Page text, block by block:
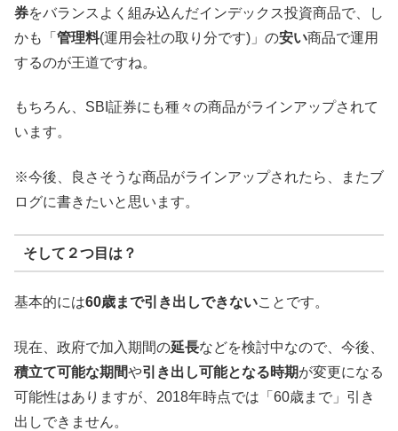
券をバランスよく組み込んだインデックス投資商品で、し
かも「 管理料(運用会社の取り分です)」の安い商品で運用
するのが王道ですね。
もちろん、SBI証券にも種々の商品がラインアップされて
います。
※今後、良さそうな商品がラインアップされたら、またブ
ログに書きたいと思います。
そして２つ目は？
基本的には60歳まで引き出しできないことです。
現在、政府で加入期間の延長などを検討中なので、今後、
積立て可能な期間や引き出し可能となる時期が変更になる
可能性はありますが、2018年時点では「60歳まで」引き
出しできません。